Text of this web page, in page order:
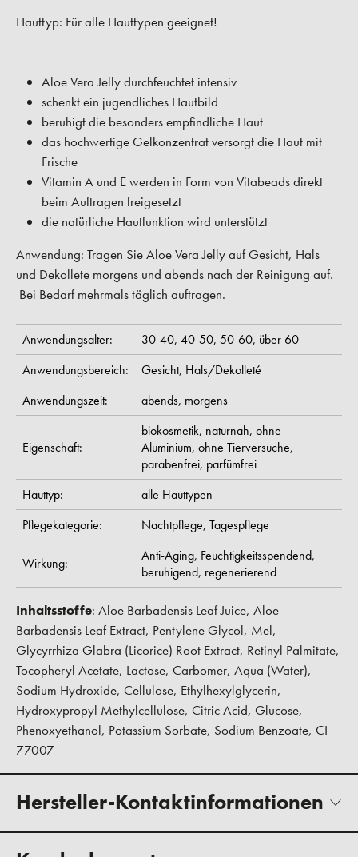
Hauttyp: Für alle Hauttypen geeignet!
Aloe Vera Jelly durchfeuchtet intensiv
schenkt ein jugendliches Hautbild
beruhigt die besonders empfindliche Haut
das hochwertige Gelkonzentrat versorgt die Haut mit
Frische
Vitamin A und E werden in Form von Vitabeads direkt
beim Auftragen freigesetzt
die natürliche Hautfunktion wird unterstützt
Anwendung: Tragen Sie Aloe Vera Jelly auf Gesicht, Hals
und Dekollete morgens und abends nach der Reinigung auf.
Bei Bedarf mehrmals täglich auftragen.
Anwendungsalter: 30-40, 40-50, 50-60, über 60
Anwendungsbereich:
Gesicht, Hals/Dekolleté
Anwendungszeit:
abends, morgens
Eigenschaft:
biokosmetik, naturnah, ohne
Aluminium, ohne Tierversuche,
parabenfrei, parfümfrei
Hauttyp:
alle Hauttypen
Pflegekategorie:
Nachtpflege, Tagespflege
Wirkung: Anti-Aging, Feuchtigkeitsspendend,
beruhigend, regenerierend
Inhaltsstoffe: Aloe Barbadensis Leaf Juice, Aloe
Barbadensis Leaf Extract, Pentylene Glycol, Mel,
Glycyrrhiza Glabra (Licorice) Root Extract, Retinyl Palmitate,
Tocopheryl Acetate, Lactose, Carbomer, Aqua (Water),
Sodium Hydroxide, Cellulose, Ethylhexylglycerin,
Hydroxypropyl Methylcellulose, Citric Acid, Glucose,
Phenoxyethanol, Potassium Sorbate, Sodium Benzoate, CI
77007
Hersteller-Kontaktinformationen